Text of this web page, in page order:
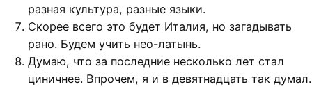
разная культура, разные языки.
Скорее всего это будет Италия, но загадывать
рано. Будем учить нео-латынь.
Думаю, что за последние несколько лет стал
циничнее. Впрочем, я и в девятнадцать так думал.